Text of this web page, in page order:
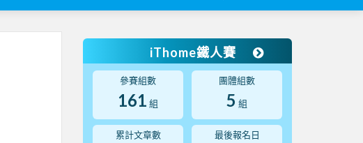
iThome鐵人賽
參賽組數
161 組
團體組數
5 組
累計文章數 最後報名日